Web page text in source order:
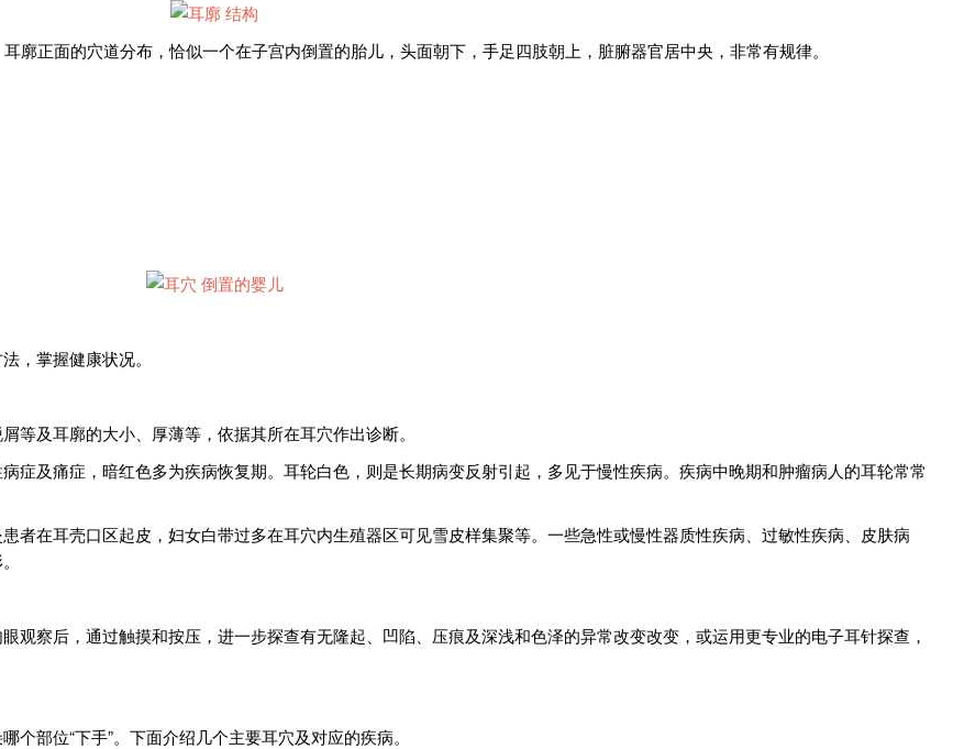
廓正面的穴道分布，恰似一个在子宫内倒置的胎儿，头面朝下，手足四肢朝上，脏腑器官居中央，非常有规律。
，掌握健康状况。
及耳廓的大小、厚薄等，依据其所在耳穴作出诊断。
症及痛症，暗红色多为疾病恢复期。耳轮白色，则是长期病变反射引起，多见于慢性疾病。疾病中晚期和肿瘤病人的耳轮常常
者在耳壳口区起皮，妇女白带过多在耳穴内生殖器区可见雪皮样集聚等。一些急性或慢性器质性疾病、过敏性疾病、皮肤病
观察后，通过触摸和按压，进一步探查有无隆起、凹陷、压痕及深浅和色泽的异常改变改变，或运用更专业的电子耳针探查，
部位“下手”。下面介绍几个主要耳穴及对应的疾病。